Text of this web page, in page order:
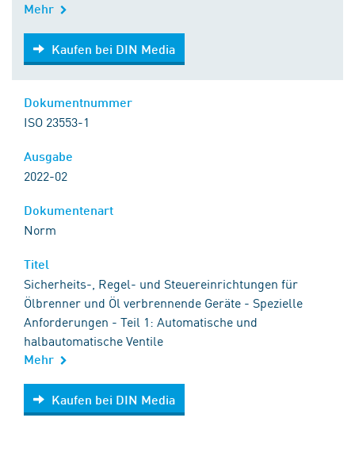
Mehr
Kaufen bei DIN Media
Kaufen bei DIN Media
ISO 23553-1
2022-02
Norm
Sicherheits-, Regel- und Steuereinrichtungen für
Ölbrenner und Öl verbrennende Geräte - Spezielle
Anforderungen - Teil 1: Automatische und
halbautomatische Ventile
Mehr
Kaufen bei DIN Media
Kaufen bei DIN Media